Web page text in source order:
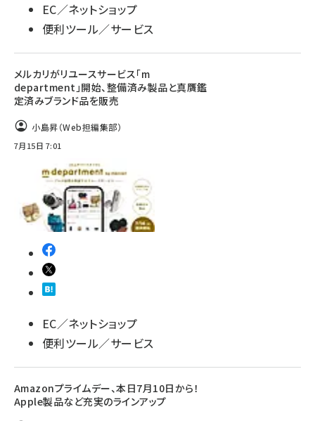
EC／ネットショップ
便利ツール／サービス
メルカリがリユースサービス「m
department」開始、整備済み製品と真贋鑑
定済みブランド品を販売
小島昇（Web担編集部）
7月15日 7:01
EC／ネットショップ
便利ツール／サービス
Amazonプライムデー、本日7月10日から！
Apple製品など充実のラインアップ